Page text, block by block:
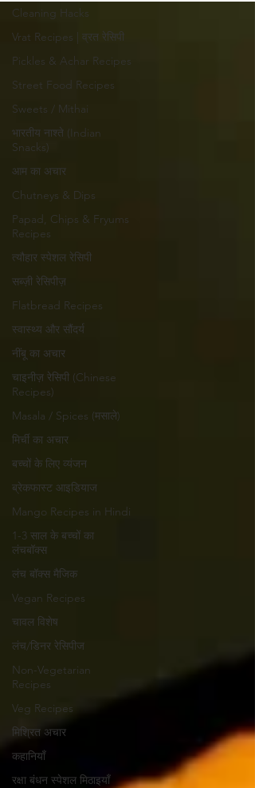
Cleaning Hacks
Vrat Recipes | व्रत रेसिपी
Pickles & Achar Recipes
Street Food Recipes
Sweets / Mithai
भारतीय नाश्ते (Indian
Snacks)
आम का अचार
Chutneys & Dips
Papad, Chips & Fryums
Recipes
त्यौहार स्पेशल रेसिपी
सब्ज़ी रेसिपीज़
Flatbread Recipes
स्वास्थ्य और सौंदर्य
नींबू का अचार
चाइनीज़ रेसिपी (Chinese
Recipes)
Masala / Spices (मसाले)
मिर्ची का अचार
बच्चों के लिए व्यंजन
ब्रेकफास्ट आइडियाज
Mango Recipes in Hindi
1-3 साल के बच्चों का
लंचबॉक्स
लंच बॉक्स मैजिक
Vegan Recipes
चावल विशेष
लंच/डिनर रेसिपीज
Non-Vegetarian
Recipes
Veg Recipes
मिश्रित अचार
कहानियाँ
रक्षा बंधन स्पेशल मिठाइयाँ